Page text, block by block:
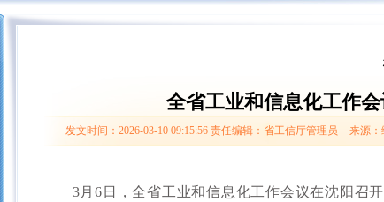
全省工业和信息化工作
发文时间：2026-03-10 09:15:56 责任编辑：省工信厅管理员 来源：
3月6日，全省工业和信息化工作会议在沈阳召开